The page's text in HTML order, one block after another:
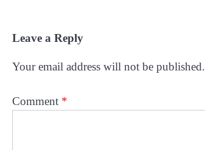
Leave a Reply
Your email address will not be published.
Comment *